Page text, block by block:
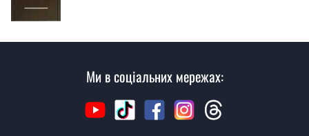
згідно з чергою, у всі дні крім неділі.
Вартість встановлення дверей Мурена - від 1600 грн.
Як швидко можете встановити двері
Мурена?
Ми в соціальних мережах: